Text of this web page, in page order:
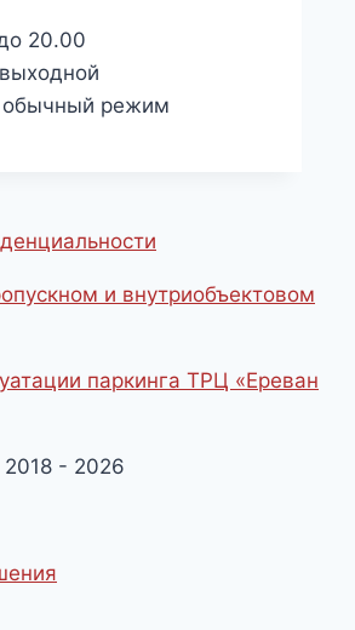
20.00
обычный режим
и внутриобъектовом
паркинга ТРЦ «Ереван
- 2026